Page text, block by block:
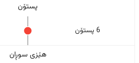
پستۆن
6 پستۆن
هێزی سوڕان